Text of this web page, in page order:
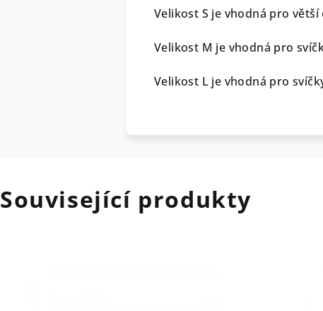
Velikost S je vhodná pro
Velikost M je vhodná pro
Velikost L je vhodná pro
Související produkty